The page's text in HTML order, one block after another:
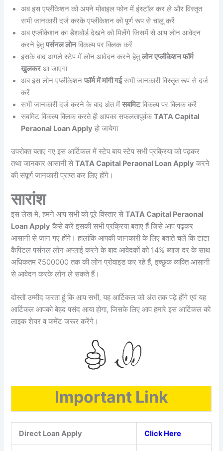
अब इस एप्लीकेशन को अपने मोबाइल फोन में इंस्टॉल कर ले और विस्तृत
सभी जानकारी दर्ज करके एप्लीकेशन को पूर्ण रूप से चालू करें
अब एप्लीकेशन का डैशबोर्ड देखने को मिलेंगे जिसमें से आप लोन आवेदन
करने हेतुपर्सनल लोनविकल्प पर क्लिक करें
इसके बाद अगले स्टेप में लोन आवेदन करने हेतुलोन एप्लीकेशन फॉर्म
खुलकरआ जाएगा
अब इस लोन एप्लीकेशनफॉर्म में मांगी गईसभी जानकारी विस्तृत रूप से दर्ज
करें
सभी जानकारी दर्ज करने के बाद अंत मेंसबमिटविकल्प पर क्लिक करें
सबमिट विकल्प क्लिक करते ही आपका सफलतापूर्वकTATA Capital
Peraonal Loan Apply हो जायेगा
उपरोक्त बताए गए इस आर्टिकल में स्टेप बाय स्टेप सभी प्रक्रिया को पढ़कर
तथा जानकार आसानी सेTATA Capital Peraonal Loan Apply करने
की संपूर्ण जानकारी प्राप्त कर लिए होंगे।
सारांश
इस लेख मे, हमने आप सभी को पूरे विस्तार सेTATA Capital Peraonal
Loan Apply कैसे करें इसकी सभी प्रक्रिया बताए हैं जिसे आप पढ़कर
आसानी से जान गए होंगे। हालांकि आपकी जानकारी के लिए बताते चलें कि टाटा
कैपिटल पर्सनल लोन अप्लाई करने के बाद आवेदकों को 14% ब्याज दर के साथ
अधिकतम ₹500000 तक की लोन प्रोवाइड कर रहे हैं, इच्छुक व्यक्ति आसानी
से आवेदन करके लोन ले सकते हैं।
दोस्तों उम्मीद करता हूं कि आप सभी, यह आर्टिकल को अंत तक पढ़े होंगे एवं यह
आर्टिकल आपको बेहद पसंद आया होगा, जिसके लिए आप हमारे इस आर्टिकल को
लाइक शेयर व कमेंट जरूर करेंगे।
Important Link
Direct Loan Apply Click Here